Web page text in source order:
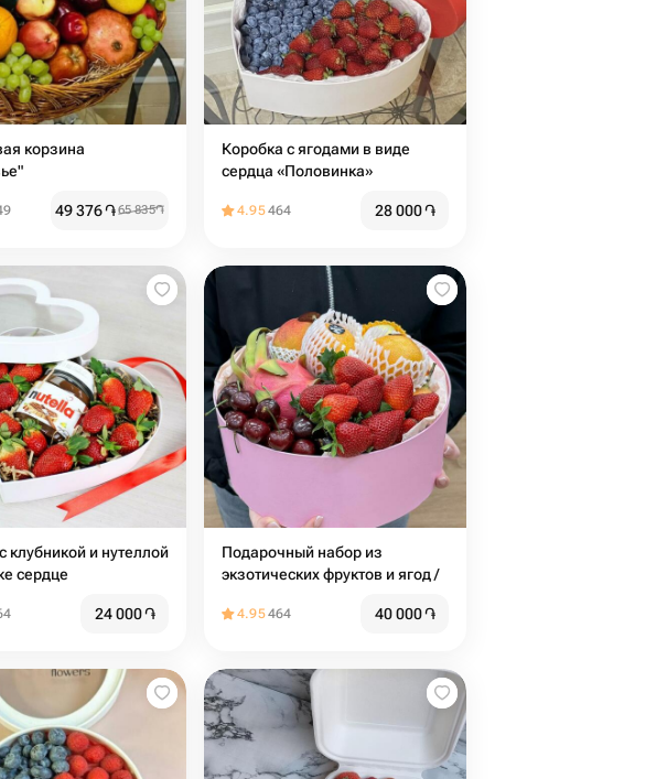
корзина
49 376֏65 835֏
Коробка с ягодами в виде
сердца «Половинка»
4.95464 28 000֏
клубникой и нутеллой
сердце
24 000֏
Подарочный набор из
экзотических фруктов и ягод /
4.95464 40 000֏